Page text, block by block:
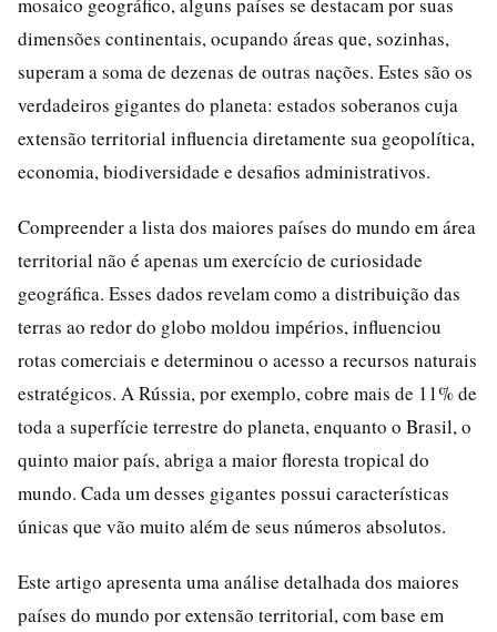
dimensões continentais, ocupando áreas que, sozinhas,
superam a soma de dezenas de outras nações. Estes são os
verdadeiros gigantes do planeta: estados soberanos cuja
extensão territorial influencia diretamente sua geopolítica,
economia, biodiversidade e desafios administrativos.
Compreender a lista dos maiores países do mundo em área
territorial não é apenas um exercício de curiosidade
geográfica. Esses dados revelam como a distribuição das
terras ao redor do globo moldou impérios, influenciou
rotas comerciais e determinou o acesso a recursos naturais
estratégicos. A Rússia, por exemplo, cobre mais de 11% de
toda a superfície terrestre do planeta, enquanto o Brasil, o
quinto maior país, abriga a maior floresta tropical do
mundo. Cada um desses gigantes possui características
únicas que vão muito além de seus números absolutos.
Este artigo apresenta uma análise detalhada dos maiores
países do mundo por extensão territorial, com base em